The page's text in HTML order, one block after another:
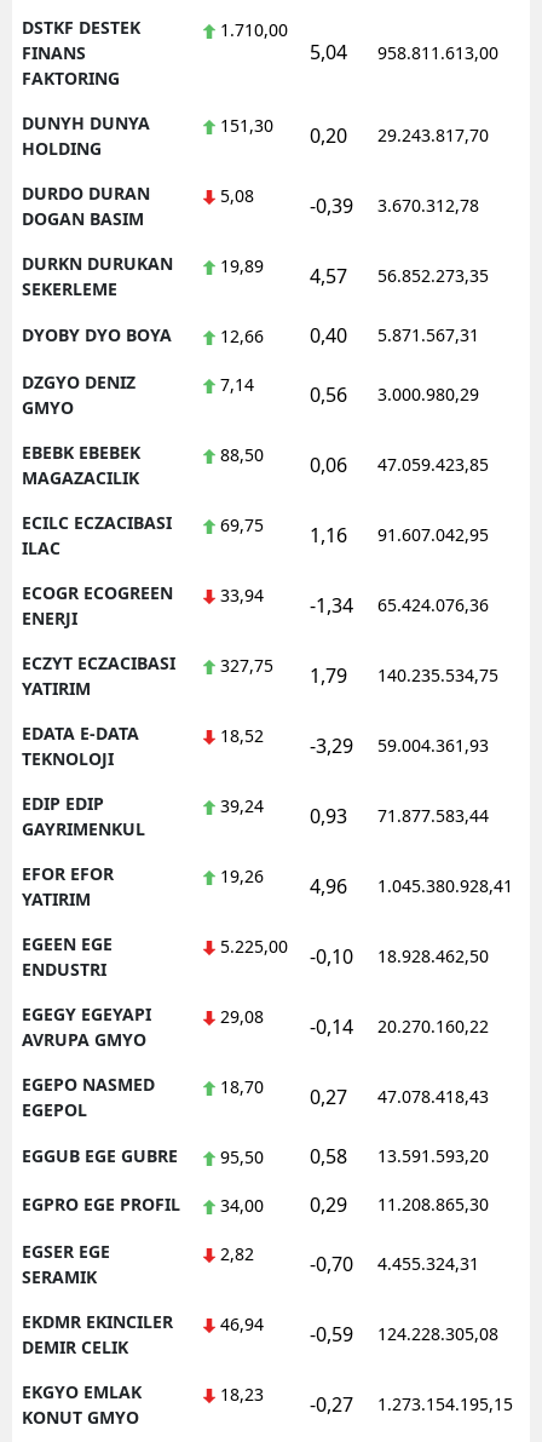
DSTKF DESTEK
FINANS
FAKTORING
1.710,00
5,04 958.811.613,00
DUNYH DUNYA
HOLDING
151,30 0,20 29.243.817,70
DURDO DURAN
DOGAN BASIM
5,08 -0,39 3.670.312,78
DURKN DURUKAN
SEKERLEME
19,89 4,57 56.852.273,35
DYOBY DYO BOYA 12,66 0,40 5.871.567,31
DZGYO DENIZ
GMYO
7,14 0,56 3.000.980,29
EBEBK EBEBEK
MAGAZACILIK
88,50 0,06 47.059.423,85
ECILC ECZACIBASI
ILAC
69,75 1,16 91.607.042,95
ECOGR ECOGREEN
ENERJI
33,94 -1,34 65.424.076,36
ECZYT ECZACIBASI
YATIRIM
327,75 1,79 140.235.534,75
EDATA E-DATA
TEKNOLOJI
18,52 -3,29 59.004.361,93
EDIP EDIP
GAYRIMENKUL
39,24 0,93 71.877.583,44
EFOR EFOR
YATIRIM
19,26 4,96 1.045.380.928,41
EGEEN EGE
ENDUSTRI
5.225,00 -0,10 18.928.462,50
EGEGY EGEYAPI
AVRUPA GMYO
29,08 -0,14 20.270.160,22
EGEPO NASMED
EGEPOL
18,70 0,27 47.078.418,43
EGGUB EGE GUBRE 95,50 0,58 13.591.593,20
EGPRO EGE PROFIL 34,00 0,29 11.208.865,30
EGSER EGE
SERAMIK
2,82 -0,70 4.455.324,31
EKDMR EKINCILER
DEMIR CELIK
46,94 -0,59 124.228.305,08
EKGYO EMLAK
KONUT GMYO
18,23 -0,27 1.273.154.195,15